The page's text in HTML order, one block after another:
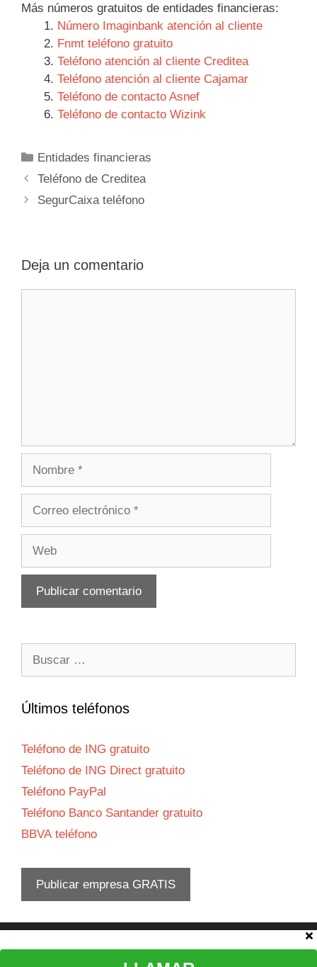
Más números gratuitos de entidades financieras:
Número Imaginbank atención al cliente
Fnmt teléfono gratuito
Teléfono atención al cliente Creditea
Teléfono atención al cliente Cajamar
Teléfono de contacto Asnef
Teléfono de contacto Wizink
Categorías
Entidades financieras
Navegación
de
Teléfono de Creditea
SegurCaixa teléfono
Deja un comentario
Últimos teléfonos
Teléfono de ING gratuito
Teléfono de ING Direct gratuito
Teléfono PayPal
Teléfono Banco Santander gratuito
BBVA teléfono
Publicar empresa GRATIS